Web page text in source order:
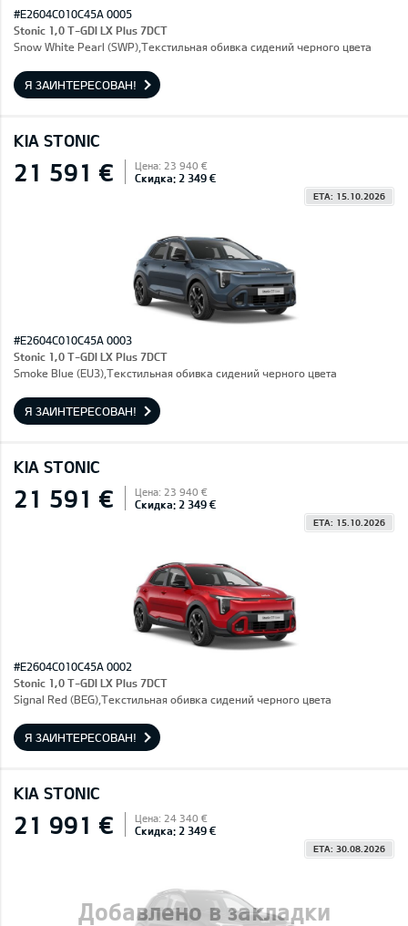
#E2604C010C45A 0005
Stonic 1,0 T-GDI LX Plus 7DCT
Snow White Pearl (SWP),Текстильная обивка сидений черного цвета
Я ЗАИНТЕРЕСОВАН!
KIA STONIC
21 591 € Цена: 23 940 €
Скидка: 2 349 €
ETA: 15.10.2026
#E2604C010C45A 0003
Stonic 1,0 T-GDI LX Plus 7DCT
Smoke Blue (EU3),Текстильная обивка сидений черного цвета
Я ЗАИНТЕРЕСОВАН!
KIA STONIC
21 591 € Цена: 23 940 €
Скидка: 2 349 €
ETA: 15.10.2026
#E2604C010C45A 0002
Stonic 1,0 T-GDI LX Plus 7DCT
Signal Red (BEG),Текстильная обивка сидений черного цвета
Я ЗАИНТЕРЕСОВАН!
KIA STONIC
Добавлено в закладки
21 991 € Цена: 24 340 €
Скидка: 2 349 €
ETA: 30.08.2026